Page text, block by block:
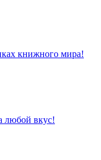
книжного мира!
любой вкус!